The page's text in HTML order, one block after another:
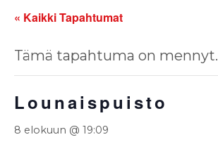
« Kaikki Tapahtumat
Tämä tapahtuma on mennyt.
Lounaispuisto
8 elokuun @ 19:09